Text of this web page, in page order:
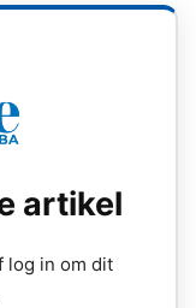
artikel
log in om dit